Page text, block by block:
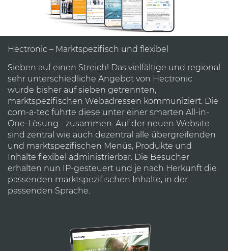
Hectronic – Marktspezifisch und flexibel
Sieben auf einen Streich! Das vielfältige und regional
sehr unterschiedliche Angebot von Hectronic
wurde bisher auf sieben getrennten,
marktspezifischen Webadressen kommuniziert. Die
com-a-tec führte diese unter einer smarten All-in-
One-Lösung - zusammen. Auf der neuen Website
sind zentral wie auch dezentral alle übergreifenden
und marktspezifischen Menüs, Produkte und
Inhalte flexibel administrierbar. Die Besucher
erhalten nun IP-gesteuert und je nach Herkunft die
passenden marktspezifischen Inhalte, in der
passenden Sprache.